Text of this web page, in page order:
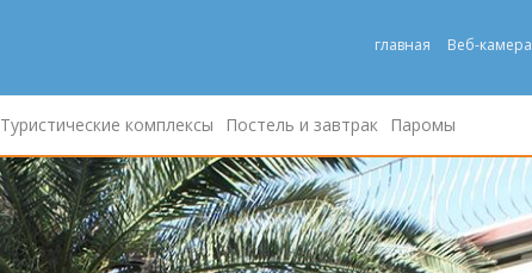
главная Веб-камера
Туристические комплексы Постель и завтрак Паромы